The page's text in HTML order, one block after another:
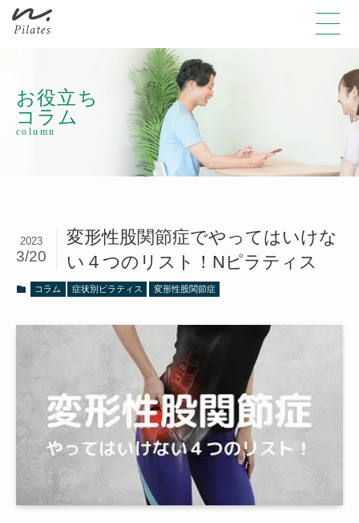
お役立ち
コラム
column
変形性股関節症でやってはいけな
い４つのリスト！Nピラティス
2023
3/20
コラム 症状別ピラティス 変形性股関節症